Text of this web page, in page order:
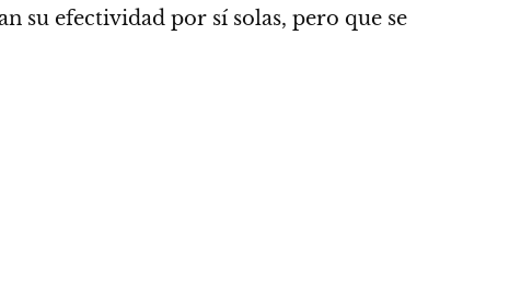
su efectividad por sí solas, pero que se